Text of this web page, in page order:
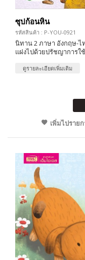
ซุปก้อนหิน
รหัสสินค้า : P-YOU-0921
นิทาน 2 ภาษา อังกฤษ-
แฝงไปด้วยปรัชญาการใ
ดูรายละเอียดเพิ่มเติม
เพิ่มไปราย